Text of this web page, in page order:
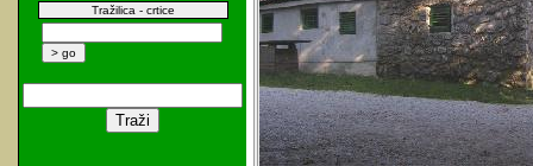
Tražilica - crtice